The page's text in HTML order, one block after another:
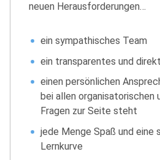
neuen Herausforderungen…
ein sympathisches Team
ein transparentes und
einen persönlichen
bei allen organisatorischen
Fragen zur Seite steht
jede Menge Spaß und eine
Lernkurve